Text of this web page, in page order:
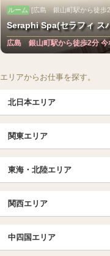
ルーム [広島 銀山町駅から徒歩
Seraphi Spa(セラフィ ス
広島 銀山町駅から徒歩2分 今
エリアからお仕事を探す。
北日本エリア
北海道（札幌・旭川・函
岩手 (盛岡・北上)
福島 (いわき・郡山)
長野・松本・上田
群馬（伊勢崎・高崎・前橋
関東エリア
大宮・浦和・川口
千葉TOP
松戸・柏
東海・北陸エリア
愛知（名古屋）
北陸
関西エリア
京都駅・伏見区
中四国エリア